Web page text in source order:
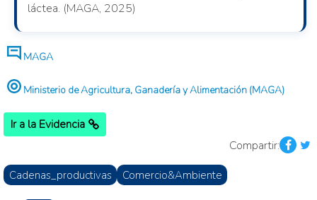
láctea. (MAGA, 2025)
MAGA
Ministerio de Agricultura, Ganadería y Alimentación (MAGA)
Ir a la Evidencia
Compartir:
Cadenas_productivas Comercio&Ambiente